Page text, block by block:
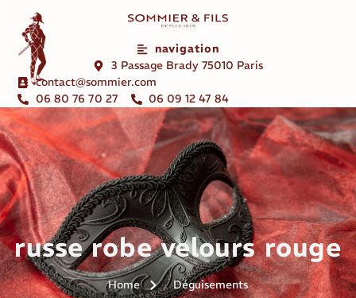
navigation
3 Passage Brady 75010 Paris
contact@sommier.com
06 80 76 70 27
06 09 12 47 84
russe robe velours rouge
Home Déguisements